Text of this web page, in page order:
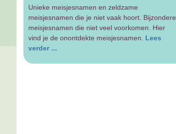
Unieke meisjesnamen en zeldzame
meisjesnamen die je niet vaak hoort. Bijzondere
meisjesnamen die niet veel voorkomen. Hier
vind je de onontdekte meisjesnamen. Lees
verder ...